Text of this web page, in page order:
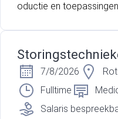
oductie en
rde teamcoach!
7/8/2026
Fulltime
Salaris